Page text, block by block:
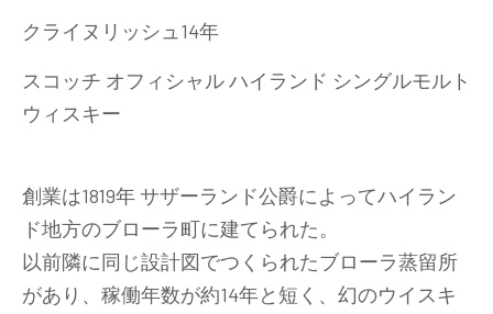
クライヌリッシュ14年
スコッチ オフィシャル ハイランド シングルモルト
ウィスキー
創業は1819年 サザーランド公爵によってハイラン
ド地方のブローラ町に建てられた。
以前隣に同じ設計図でつくられたブローラ蒸留所
があり、稼働年数が約14年と短く、幻のウイスキ